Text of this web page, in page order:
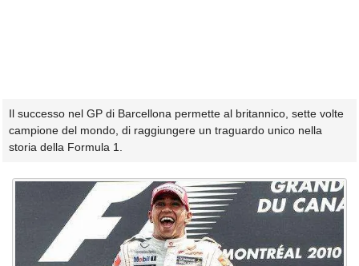
Il successo nel GP di Barcellona permette al britannico, sette volte
campione del mondo, di raggiungere un traguardo unico nella
storia della Formula 1.